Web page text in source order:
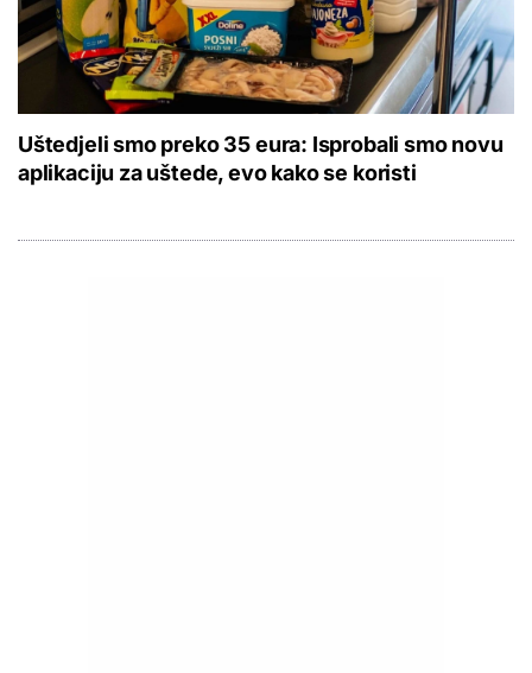
Uštedjeli smo preko 35 eura: Isprobali smo novu
aplikaciju za uštede, evo kako se koristi